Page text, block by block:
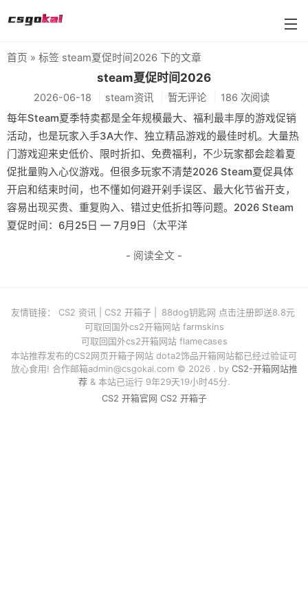
farmskins
88dog
flamecases
88hash-jp
首页 » 标签 steam夏促时间2026 下的文章
steam夏促时间2026
2026-06-18 steam资讯 暂无评论 186 次阅读
每年Steam夏季特卖都是全年规模最大、福利最丰厚的游戏促销
活动，也是玩家入手3A大作、独立精品游戏的最佳时机。大量热
门游戏迎来史低价、限时折扣、免费福利，不少玩家都会趁着夏
促批量购入心仪游戏。但很多玩家不清楚2026 Steam夏促具体
开启和结束时间，也不懂如何避开剁手误区、最大化节省开支，
容易出现买贵、重复购入、错过史低折扣等问题。2026 Steam
夏促时间：6月25日 — 7月9日（太平洋
- 阅读全文 -
友情链接： CS2 资讯 CS2 开箱子
88dog钥匙网 点击注册即送8.8元
可取回国外cs2开箱网站 farmskins
可取回国外cs2开箱网站 flamecases
本站推荐发布的CS2网页开箱子网站 dota2饰品开箱网站都已经过验证可
放心食用! 合作邮箱admin@csgokai.com© 2026 . by CS2-开箱网站推
荐& 本站已运行 9年29天19小时45分.
CS2 开箱官网 CS2 开箱子